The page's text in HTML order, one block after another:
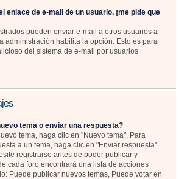
enlace de e-mail de un usuario, ¡me pide que
pueden enviar e-mail a otros usuarios a
administración habilita la opción. Esto es para
del sistema de e-mail por usuarios
tema o enviar una respuesta?
tema, haga clic en "Nuevo tema". Para
a un tema, haga clic en "Enviar respuesta".
registrarse antes de poder publicar y
cada foro encontrará una lista de acciones
Puede publicar nuevos temas, Puede votar en